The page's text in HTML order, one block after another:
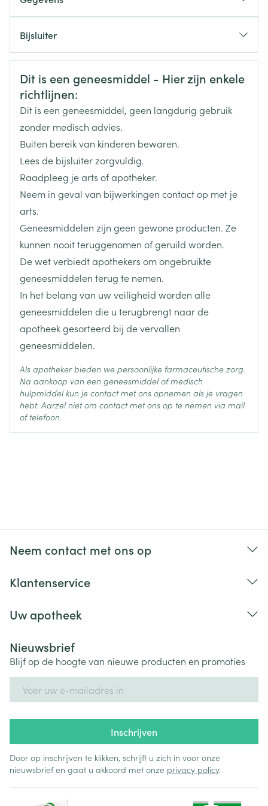
als u een prolactineafhankelijke tumor hebt.
als u aan een ernstige nierziekte lijdt.
in combinatie met: de dopaminerge
geneesmiddelen cabergoline en quinagolide
borstvoedingsstoornissen), die niet ter behandeling
van de ziekte van Parkinson worden gebruikt
Max. 1200 mg/dag
50 tot 300 mg/dag
Optimale dosis: 100 mg per da
Dosis < of = 400 mg: 1 enkele inname /dag
Dosis > 400 mg: verdelen over 2 innames /dag
Tabletten kunnen gedeeld worden in gelijke helften
Organisaties
Eurogenerics (EG) Generics &
Merken
Breedte 79 mm
Lengte 113 mm
Diepte 51 mm
Hoeveelheid
Verpakking
Actieve
Ingrediënten
amisulpride
Behoud Kamertemperatuur (15°C - 25°C)
Bijsluiter
Nederlands
Duits Frans
Veiligheidsinformatie
Dit is een geneesmiddel - Hier zijn enkele
richtlijnen:
Dit is een geneesmiddel, geen langdurig gebruik
zonder medisch advies.
Buiten bereik van kinderen bewaren.
Lees de bijsluiter zorgvuldig.
Raadpleeg je arts of apotheker.
Neem in geval van bijwerkingen contact op met je
arts.
Geneesmiddelen zijn geen gewone producten. Ze
kunnen nooit teruggenomen of geruild worden.
De wet verbiedt apothekers om ongebruikte
geneesmiddelen terug te nemen.
In het belang van uw veiligheid worden alle
geneesmiddelen die u terugbrengt naar de
apotheek gesorteerd bij de vervallen
geneesmiddelen.
Als apotheker bieden we persoonlijke farmaceutische zorg.
Na aankoop van een geneesmiddel of medisch
hulpmiddel kun je contact met ons opnemen als je vragen
hebt. Aarzel niet om contact met ons op te nemen via mail
of telefoon.
Neem contact met ons op
Klantenservice
Uw apotheek
Nieuwsbrief
Blijf op de hoogte van nieuwe producten en promoties
Inschrijven
Door op inschrijven te klikken, schrijft u zich in voor onze
nieuwsbrief en gaat u akkoord met onze privacy policy.